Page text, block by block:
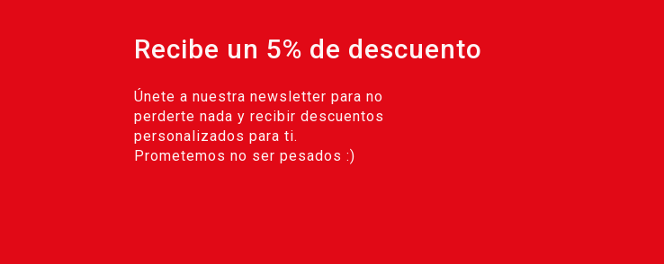
Recibe un 5% de descuento
Únete a nuestra newsletter para no
perderte nada y recibir descuentos
personalizados para ti.
Prometemos no ser pesados :)